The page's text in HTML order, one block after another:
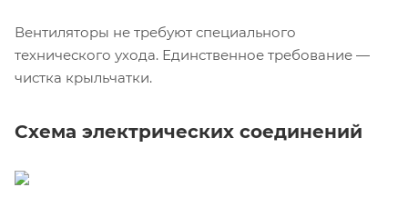
Вентиляторы не требуют специального
технического ухода. Единственное требование —
чистка крыльчатки.
Схема электрических соединений